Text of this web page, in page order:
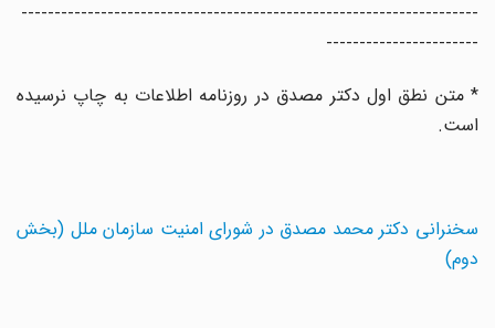
---------------------------------------------------------------------
-----------------------
* متن نطق اول دکتر مصدق در روزنامه اطلاعات به چاپ نرسیده
است.
سخنرانی دکتر محمد مصدق در شورای امنیت سازمان ملل (بخش
دوم)